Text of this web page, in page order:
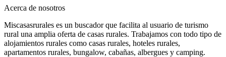
Acerca de nosotros
Miscasasrurales es un buscador que facilita al usuario de turismo
rural una amplia oferta de casas rurales. Trabajamos con todo tipo de
alojamientos rurales como casas rurales, hoteles rurales,
apartamentos rurales, bungalow, cabañas, albergues y camping.